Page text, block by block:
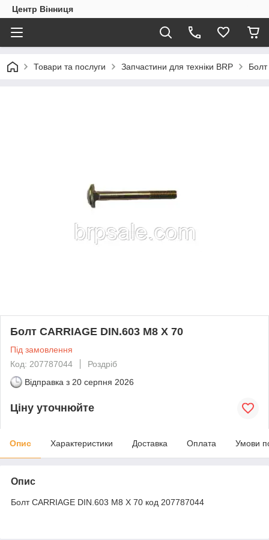
Центр Вінниця
Товари та послуги Запчастини для техніки BRP
Болт CARRIAGE DIN.603 M8 X 70
Під замовлення
Код: 207787044
Роздріб
Відправка з 20 серпня 2026
Ціну уточнюйте
Опис Характеристики Доставка Оплата Умови
Опис
Болт CARRIAGE DIN.603 M8 X 70 код 207787044